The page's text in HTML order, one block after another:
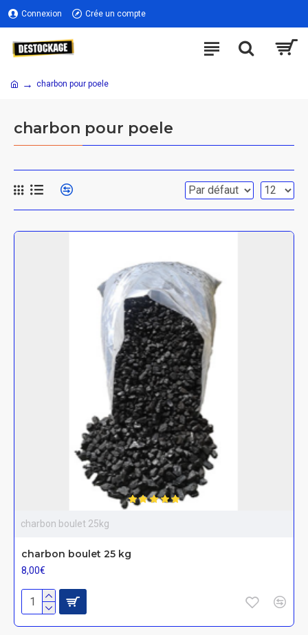
Connexion Crée un compte
charbon pour poele
charbon pour poele
charbon boulet 25kg
charbon boulet 25 kg
8,00€